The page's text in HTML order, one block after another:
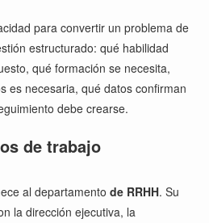
para convertir un problema de
estructurado: qué habilidad
qué formación se necesita,
es necesaria, qué datos confirman
debe crearse.
de trabajo
al departamentode RRHH. Su
la dirección ejecutiva, la